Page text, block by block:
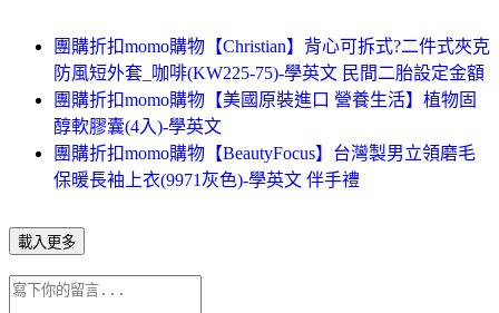
團購折扣momo購物【Christian】背心可拆式?二件式夾克
防風短外套_咖啡(KW225-75)-學英文 民間二胎設定金額
團購折扣momo購物【美國原裝進口 營養生活】植物固
醇軟膠囊(4入)-學英文
團購折扣momo購物【BeautyFocus】台灣製男立領磨毛
保暖長袖上衣(9971灰色)-學英文 伴手禮
載入更多